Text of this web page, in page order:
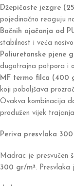
Džepičaste jezgre
pojedinačno reaguju
Bočnih ojačanja od
stabilnost i veća
Poliuretanske pjene
dugotrajna potpora i
MF termo filca (400
koji poboljšava
Ovakva kombinacija
produžen vijek
Periva presvlaka
Madrac je presvučen
300 gr/m². Presvlaka